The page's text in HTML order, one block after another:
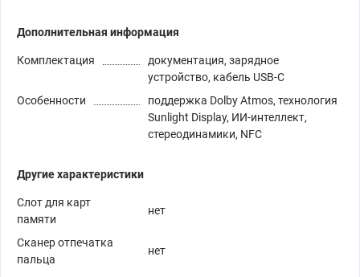
Дополнительная информация
Комплектация
документация, зарядное
устройство, кабель USB-C
Особенности
поддержка Dolby Atmos, технология
Sunlight Display, ИИ-интеллект,
стереодинамики, NFC
Другие характеристики
Слот для карт
памяти
нет
Сканер отпечатка
пальца
нет